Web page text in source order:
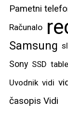
Pametni
Računalo
Samsung
Sony SSD
Uvodnik vidi
časopis Vidi